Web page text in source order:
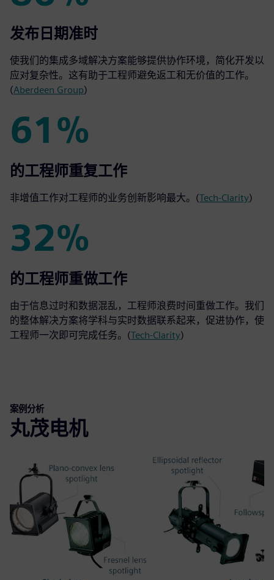
86%
发布日期准时
使我们的集成多域解决方案能够提供协作环境，简化开发以
应对复杂性。这有助于工程师避免返工和无价值的工作。
(Aberdeen Group)
61%
61%
的工程师重复工作
非增值工作对工程师的业务创新影响最大。(Tech-Clarity)
32%
32%
的工程师重做工作
由于信息过时和数据混乱，工程师浪费时间重做工作。我们
的整体解决方案将学科与实时数据联系起来，促进协作，使
工程师一次即可完成任务。(Tech-Clarity)
案例分析
丸茂电机